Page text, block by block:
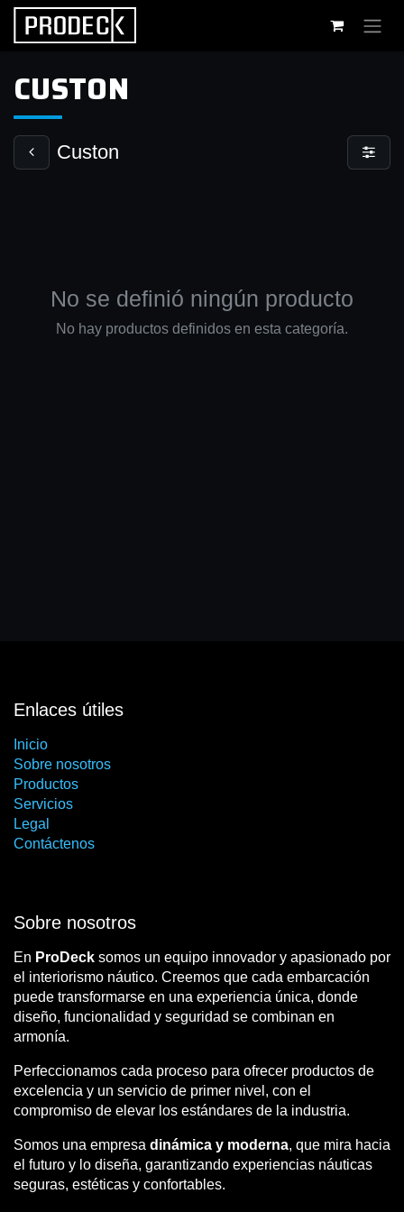
Ir al contenido
CUSTON
Custon
No se definió ningún producto
No hay productos definidos en esta categoría.
Enlaces útiles
Inicio
Sobre nosotros
Productos
Servicios
Legal
Contáctenos
Sobre nosotros
En ProDeck somos un equipo innovador y apasionado por
el interiorismo náutico. Creemos que cada embarcación
puede transformarse en una experiencia única, donde
diseño, funcionalidad y seguridad se combinan en
armonía.
Perfeccionamos cada proceso para ofrecer productos de
excelencia y un servicio de primer nivel, con el
compromiso de elevar los estándares de la industria.
Somos una empresa dinámica y moderna, que mira hacia
el futuro y lo diseña, garantizando experiencias náuticas
seguras, estéticas y confortables.